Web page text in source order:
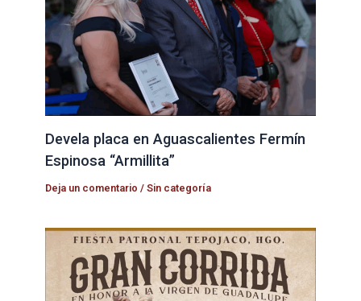
Devela placa en Aguascalientes Fermín
Espinosa “Armillita”
Deja un comentario /Sin categoría